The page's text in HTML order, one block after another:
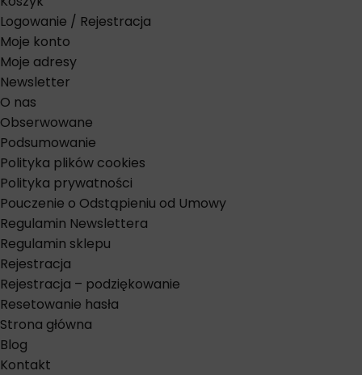
Logowanie / Rejestracja
Moje konto
Moje adresy
Newsletter
O nas
Obserwowane
Podsumowanie
Polityka plików cookies
Polityka prywatności
Pouczenie o Odstąpieniu od Umowy
Regulamin Newslettera
Regulamin sklepu
Rejestracja
Rejestracja – podziękowanie
Resetowanie hasła
Strona główna
Blog
Kontakt